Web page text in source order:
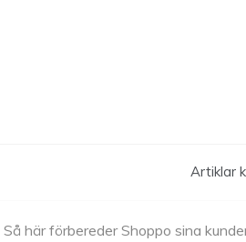
Artiklar
Så här förbereder Shoppo sina